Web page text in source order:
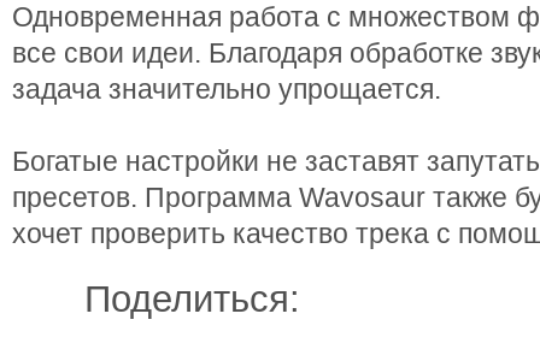
Одновременная работа с множеством
все свои идеи. Благодаря обработке
задача значительно упрощается.
Богатые настройки не заставят
пресетов. Программа Wavosaur также
хочет проверить качество трека с
Поделиться: